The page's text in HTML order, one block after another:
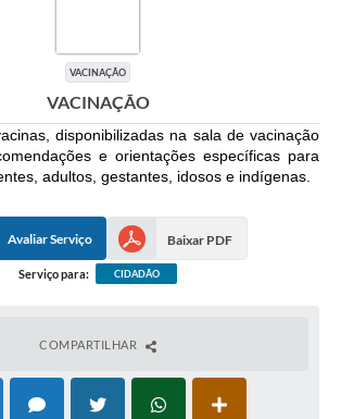
VACINAÇÃO
VACINAÇÃO
disponibilizadas na sala de vacinação
e orientações específicas para
adultos, gestantes, idosos e indígenas.
Avaliar Serviço Baixar PDF
Serviço para: CIDADÃO
COMPARTILHAR